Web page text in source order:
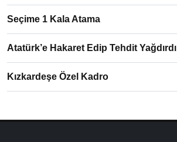
Seçime 1 Kala Atama
Atatürk’e Hakaret Edip Tehdit Yağdırdı
Kızkardeşe Özel Kadro